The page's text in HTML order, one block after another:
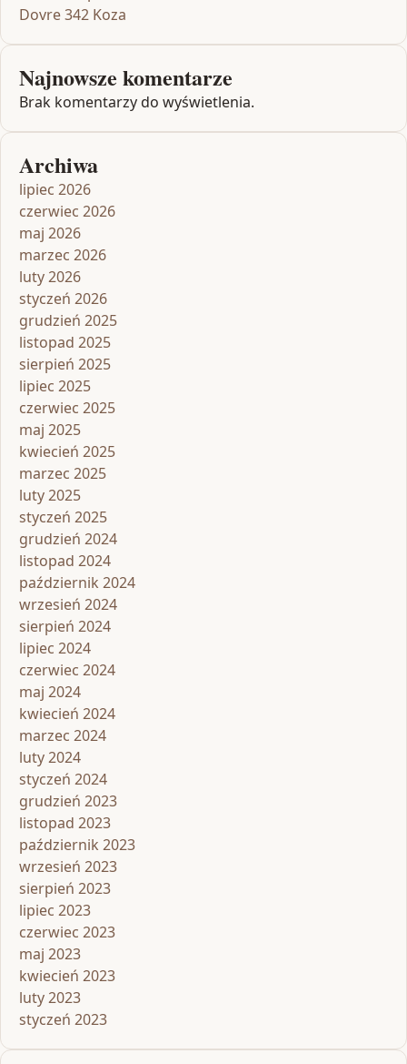
Dovre 342 Koza
Najnowsze komentarze
Brak komentarzy do wyświetlenia.
Archiwa
lipiec 2026
czerwiec 2026
maj 2026
marzec 2026
luty 2026
styczeń 2026
grudzień 2025
listopad 2025
sierpień 2025
lipiec 2025
czerwiec 2025
maj 2025
kwiecień 2025
marzec 2025
luty 2025
styczeń 2025
grudzień 2024
listopad 2024
październik 2024
wrzesień 2024
sierpień 2024
lipiec 2024
czerwiec 2024
maj 2024
kwiecień 2024
marzec 2024
luty 2024
styczeń 2024
grudzień 2023
listopad 2023
październik 2023
wrzesień 2023
sierpień 2023
lipiec 2023
czerwiec 2023
maj 2023
kwiecień 2023
luty 2023
styczeń 2023